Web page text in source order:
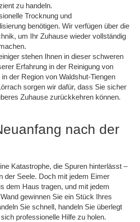
zu handeln.
Trocknung und
benötigen. Wir verfügen über die
um Ihr Zuhause wieder vollständig
stehen Ihnen in dieser schweren
Erfahrung in der Reinigung von
der Region von Waldshut-Tiengen
sorgen wir dafür, dass Sie sicher
Zuhause zurückkehren können.
nach der
Katastrophe, die Spuren hinterlässt –
der Seele. Doch mit jedem Eimer
dem Haus tragen, und mit jedem
gewinnen Sie ein Stück Ihres
Sie schnell, handeln Sie überlegt
professionelle Hilfe zu holen.